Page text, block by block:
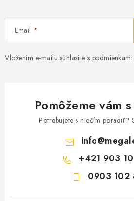
Email
Vložením e-mailu súhlasíte s
Pomôžeme vám
Potrebujete s niečím poradiť?
info@
+421 903
0903 102